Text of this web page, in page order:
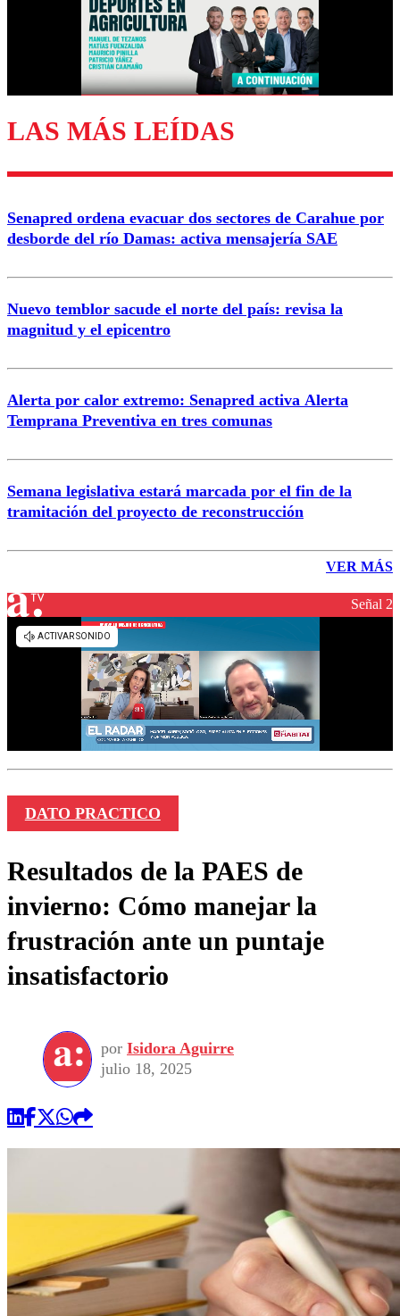
Enviar comentario
LAS MÁS LEÍDAS
Senapred ordena evacuar dos sectores de Carahue por
desborde del río Damas: activa mensajería SAE
Nuevo temblor sacude el norte del país: revisa la
magnitud y el epicentro
Alerta por calor extremo: Senapred activa Alerta
Temprana Preventiva en tres comunas
Semana legislativa estará marcada por el fin de la
tramitación del proyecto de reconstrucción
VER MÁS
Señal 2
DATO PRACTICO
Resultados de la PAES de
invierno: Cómo manejar la
frustración ante un puntaje
insatisfactorio
por Isidora Aguirre
julio 18, 2025